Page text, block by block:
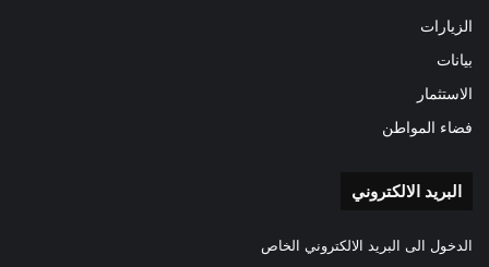
الزيارات
بيانات
الاستثمار
فضاء المواطن
البريد الالكتروني
الدخول الى البريد الالكتروني الخاص